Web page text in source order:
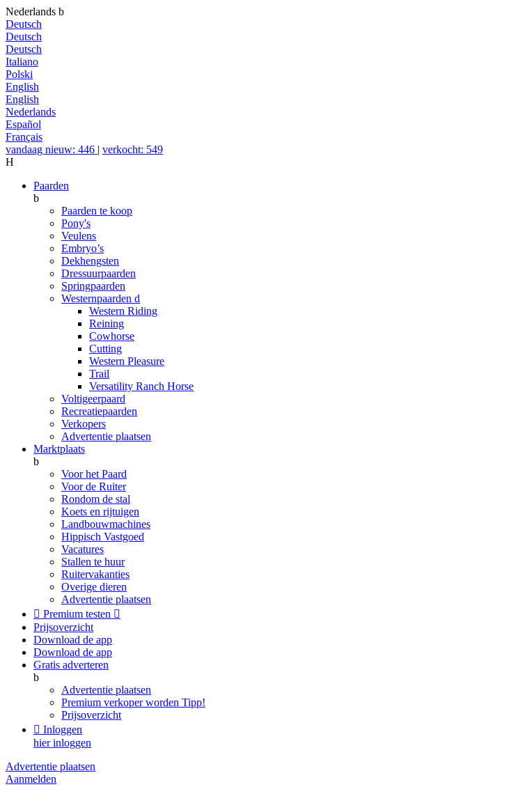
Nederlands b
Deutsch
Deutsch
Deutsch
Italiano
Polski
English
English
Nederlands
Español
Français
vandaag nieuw: 446 | verkocht: 549
H
Paarden
b
Paarden te koop
Pony's
Veulens
Embryo’s
Dekhengsten
Dressuurpaarden
Springpaarden
Westernpaarden d
Western Riding
Reining
Cowhorse
Cutting
Western Pleasure
Trail
Versatility Ranch Horse
Voltigeerpaard
Recreatiepaarden
Verkopers
Advertentie plaatsen
Marktplaats
b
Voor het Paard
Voor de Ruiter
Rondom de stal
Koets en rijtuigen
Landbouwmachines
Hippisch Vastgoed
Vacatures
Stallen te huur
Ruitervakanties
Overige dieren
Advertentie plaatsen
 Premium testen 
Prijsoverzicht
Download de app
Download de app
Gratis adverteren
b
Advertentie plaatsen
Premium verkoper worden Tipp!
Prijsoverzicht
 Inloggen
hier inloggen
Advertentie plaatsen
Aanmelden